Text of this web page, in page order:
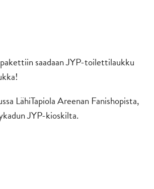
saadaan JYP-toilettilaukku
LähiTapiola Areenan Fanishopista,
JYP-kioskilta.